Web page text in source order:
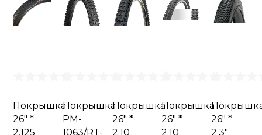
Покрышка
26" *
2.125
Покрышка
PM-
1063/RT-
Покрышка
26" *
2.10
Покрышка
26" *
2.10
26" *
2.3"